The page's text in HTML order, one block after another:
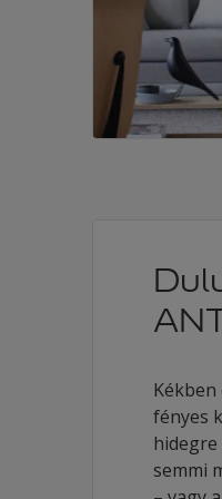
fényes
semmi